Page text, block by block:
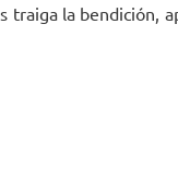
la bendición,